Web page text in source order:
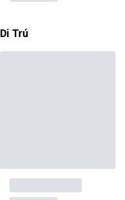
Di Trú